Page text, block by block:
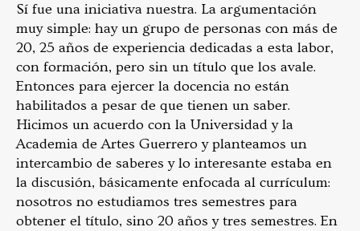
Sí fue una iniciativa nuestra. La argumentación
muy simple: hay un grupo de personas con más de
20, 25 años de experiencia dedicadas a esta labor,
con formación, pero sin un título que los avale.
Entonces para ejercer la docencia no están
habilitados a pesar de que tienen un saber.
Hicimos un acuerdo con la Universidad y la
Academia de Artes Guerrero y planteamos un
intercambio de saberes y lo interesante estaba en
la discusión, básicamente enfocada al currículum:
nosotros no estudiamos tres semestres para
obtener el título, sino 20 años y tres semestres. En